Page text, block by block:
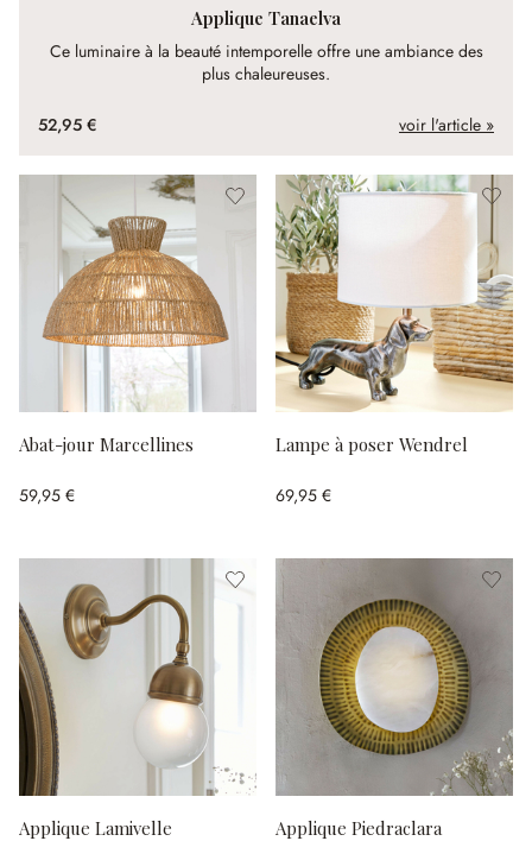
Applique Tanaelva
Ce luminaire à la beauté intemporelle offre une ambiance des
plus chaleureuses.
52,95 € voir l'article »
Abat-jour Marcellines
59,95 €
Lampe à poser Wendrel
69,95 €
Applique Lamivelle Applique Piedraclara